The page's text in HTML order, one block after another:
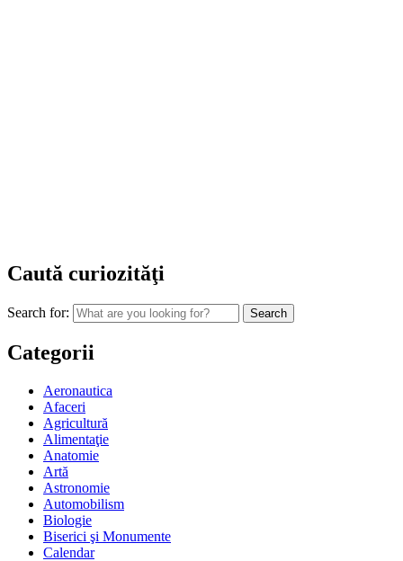
Caută curiozităţi
Search for:
Categorii
Aeronautica
Afaceri
Agricultură
Alimentaţie
Anatomie
Artă
Astronomie
Automobilism
Biologie
Biserici şi Monumente
Calendar